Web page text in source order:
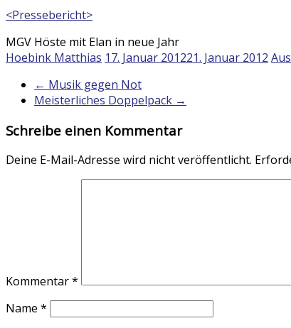
<Pressebericht>
MGV Höste mit Elan in neue Jahr
Hoebink Matthias 17. Januar 201221. Januar 2012
← Musik gegen Not
Meisterliches Doppelpack →
Schreibe einen Kommentar
Deine E-Mail-Adresse wird nicht veröffentlicht.
Kommentar*
Name *